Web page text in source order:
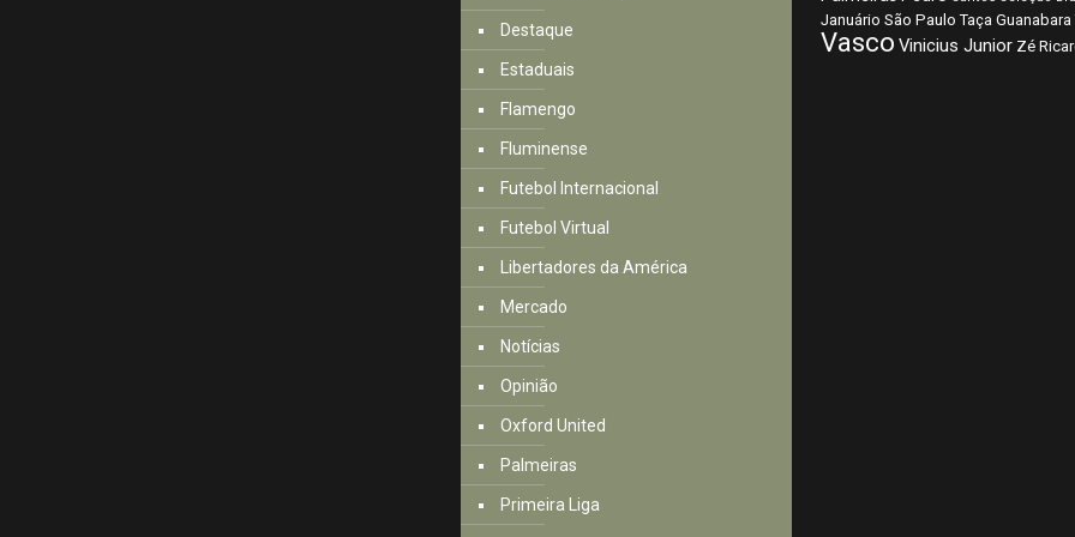
Destaque
Estaduais
Flamengo
Fluminense
Futebol Internacional
Futebol Virtual
Libertadores da América
Mercado
Notícias
Opinião
Oxford United
Palmeiras
Primeira Liga
Januário São Paulo Taça Guanabara
Vasco Vinicius Junior Zé